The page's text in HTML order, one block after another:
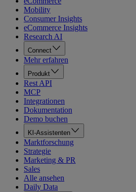
Mobility
Consumer Insights
eCommerce Insights
Research AI
Connect
Mehr erfahren
Produkt
Rest API
MCP
Integrationen
Dokumentation
Demo buchen
KI-Assistenten
Marktforschung
Strategie
Marketing & PR
Sales
Alle ansehen
Daily Data